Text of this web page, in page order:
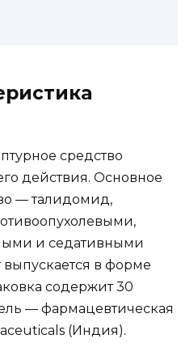
средство
действия. Основное
— талидомид,
и седативными
в форме
содержит 30
— фармацевтическая
(Индия).